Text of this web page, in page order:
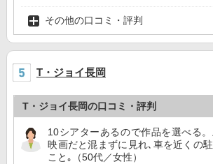
その他の口コミ・評判
T・ジョイ長岡
T・ジョイ長岡の口コミ・評判
10シアターあるので作品を選べる
映画だと混まずに見れ､車を近くの
こと｡（50代／女性）